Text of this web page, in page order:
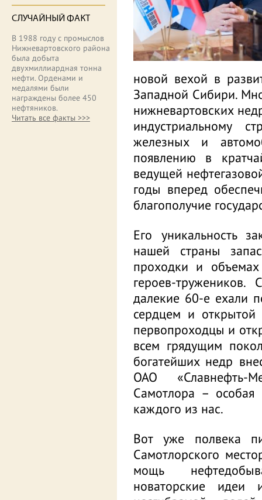
СЛУЧАЙНЫЙ ФАКТ
В 1988 году с промыслов
Нижневартовского района
была добыта
двухмиллиардная тонна
нефти. Орденами и
медалями были
награждены более 450
нефтяников.
Читать все факты >>>
новой вехой в
Западной Сибири.
нижневартовских
индустриальному
железных и
появлению в
ведущей
годы вперед
благополучие
Его уникальность
нашей страны
проходки и
героев-
далекие 60-е ехали
сердцем и
первопроходцы и
всем грядущим
богатейших недр
ОАО «Славнефть-
Самотлора – особая
каждого из нас.
Вот уже полвека
Самотлорского
мощь
новаторские идеи